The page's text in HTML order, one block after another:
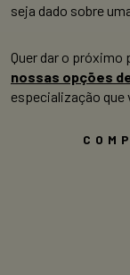
seja dado sobre
Quer dar o próximo
nossas opções
especialização